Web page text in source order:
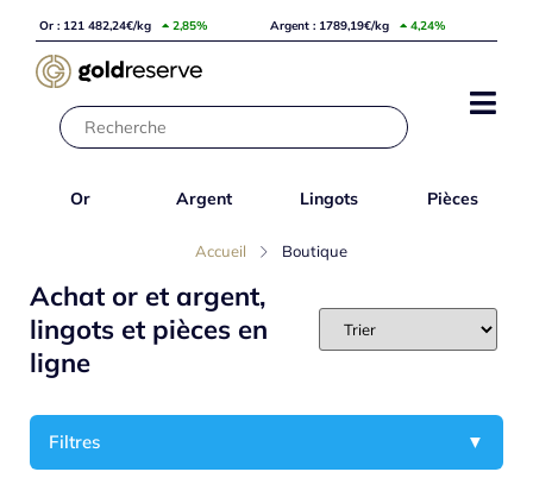
Or : 121 482,24€/kg 2,85% Argent : 1789,19€/kg 4,24%
Or Argent Lingots Pièces
Accueil Boutique
Achat or et argent,
lingots et pièces en
ligne
Filtres ▼